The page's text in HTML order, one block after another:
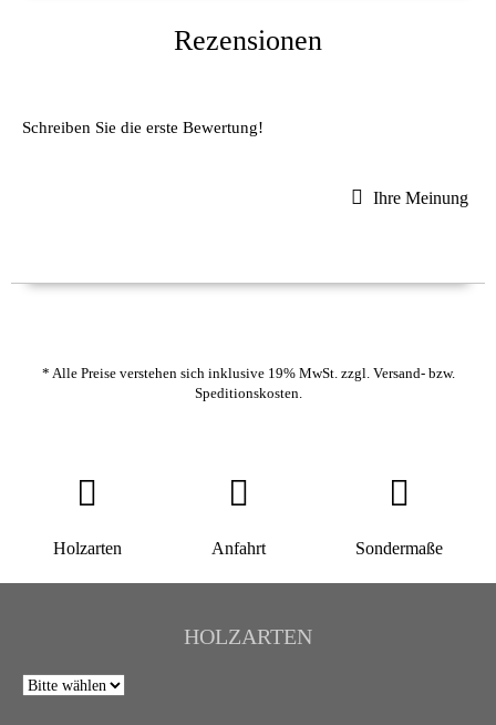
Rezensionen
Schreiben Sie die erste Bewertung!
Ihre Meinung
* Alle Preise verstehen sich inklusive 19% MwSt. zzgl. Versand- bzw.
Speditionskosten.
Holzarten Anfahrt Sondermaße
HOLZARTEN